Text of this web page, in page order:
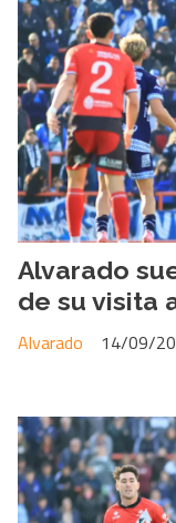
Alvarado
de su visita
Alvarado 14/09/